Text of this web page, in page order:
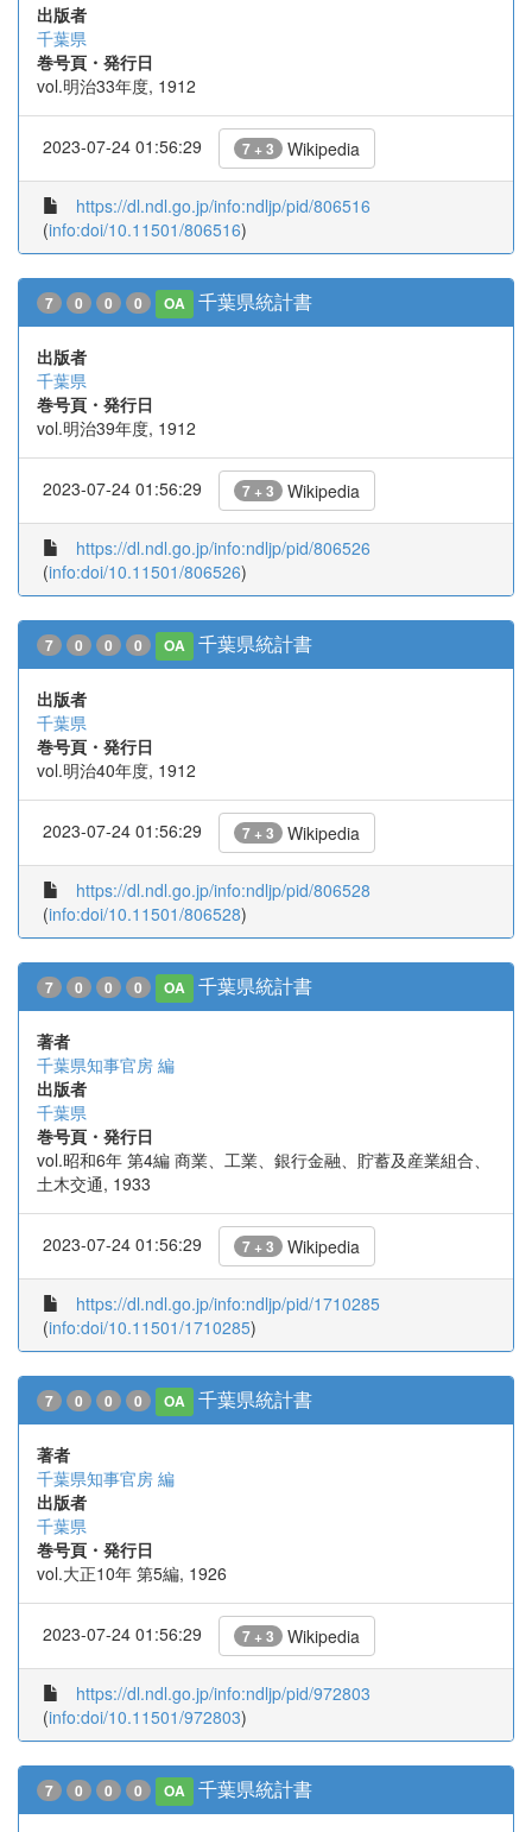
出版者
千葉県
巻号頁・発行日
vol.明治33年度, 1912
2023-07-24 01:56:29 7 + 3 Wikipedia
https://dl.ndl.go.jp/info:ndljp/pid/806516
(info:doi/10.11501/806516)
7 0 0 0 OA 千葉県統計書
出版者
千葉県
巻号頁・発行日
vol.明治39年度, 1912
2023-07-24 01:56:29 7 + 3 Wikipedia
https://dl.ndl.go.jp/info:ndljp/pid/806526
(info:doi/10.11501/806526)
7 0 0 0 OA 千葉県統計書
出版者
千葉県
巻号頁・発行日
vol.明治40年度, 1912
2023-07-24 01:56:29 7 + 3 Wikipedia
https://dl.ndl.go.jp/info:ndljp/pid/806528
(info:doi/10.11501/806528)
7 0 0 0 OA 千葉県統計書
著者
千葉県知事官房 編
出版者
千葉県
巻号頁・発行日
vol.昭和6年 第4編 商業、工業、銀行金融、貯蓄及産業組合、
土木交通, 1933
2023-07-24 01:56:29 7 + 3 Wikipedia
https://dl.ndl.go.jp/info:ndljp/pid/1710285
(info:doi/10.11501/1710285)
7 0 0 0 OA 千葉県統計書
著者
千葉県知事官房 編
出版者
千葉県
巻号頁・発行日
vol.大正10年 第5編, 1926
2023-07-24 01:56:29 7 + 3 Wikipedia
https://dl.ndl.go.jp/info:ndljp/pid/972803
(info:doi/10.11501/972803)
7 0 0 0 OA 千葉県統計書